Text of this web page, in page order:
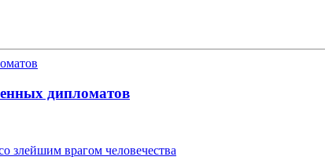
дипломатов
злейшим врагом человечества